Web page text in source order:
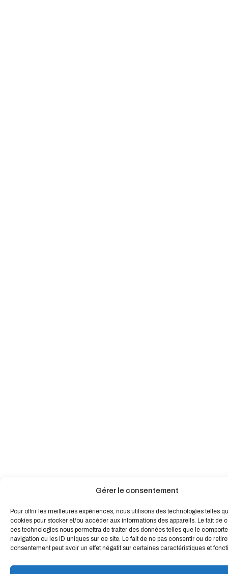
Gérer le consentement
Pour offrir les meilleures expériences, nous utilisons des technologies telles
cookies pour stocker et/ou accéder aux informations des appareils. Le fait de
ces technologies nous permettra de traiter des données telles que le
navigation ou les ID uniques sur ce site. Le fait de ne pas consentir ou de
consentement peut avoir un effet négatif sur certaines caractéristiques et